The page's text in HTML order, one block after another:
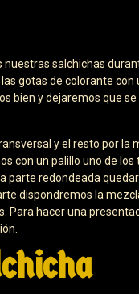
salchichas
gotas de colorante con
bien y dejaremos que
y el resto por la
con un palillo uno de los
parte redondeada
dispondremos la
Para hacer una